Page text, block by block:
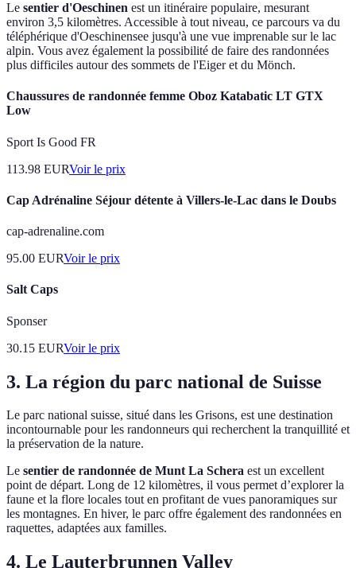
Le sentier d'Oeschinen est un itinéraire populaire, mesurant
environ 3,5 kilomètres. Accessible à tout niveau, ce parcours va du
téléphérique d'Oeschinensee jusqu'à une vue imprenable sur le lac
alpin. Vous avez également la possibilité de faire des randonnées
plus difficiles autour des sommets de l'Eiger et du Mönch.
Chaussures de randonnée femme Oboz Katabatic LT GTX
Low
Sport Is Good FR
113.98 EURVoir le prix
Cap Adrénaline Séjour détente à Villers-le-Lac dans le Doubs
cap-adrenaline.com
95.00 EURVoir le prix
Salt Caps
Sponser
30.15 EURVoir le prix
3. La région du parc national de Suisse
Le parc national suisse, situé dans les Grisons, est une destination
incontournable pour les randonneurs qui recherchent la tranquillité et
la préservation de la nature.
Le sentier de randonnée de Munt La Schera est un excellent
point de départ. Long de 12 kilomètres, il vous permet d’explorer la
faune et la flore locales tout en profitant de vues panoramiques sur
les montagnes. En hiver, le parc offre également des randonnées en
raquettes, adaptées aux familles.
4. Le Lauterbrunnen Valley